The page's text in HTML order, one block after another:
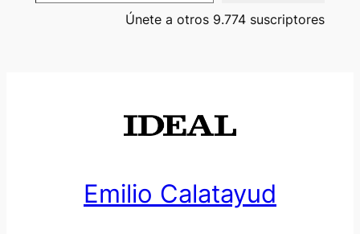
Únete a otros 9.774 suscriptores
Emilio Calatayud